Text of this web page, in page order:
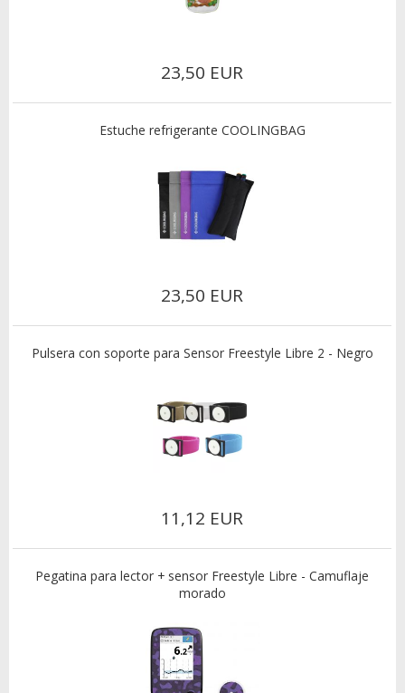
23,50 EUR
Estuche refrigerante COOLINGBAG
23,50 EUR
Pulsera con soporte para Sensor Freestyle Libre 2 - Negro
11,12 EUR
Pegatina para lector + sensor Freestyle Libre - Camuflaje
morado